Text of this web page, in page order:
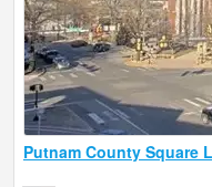
Putnam County Square